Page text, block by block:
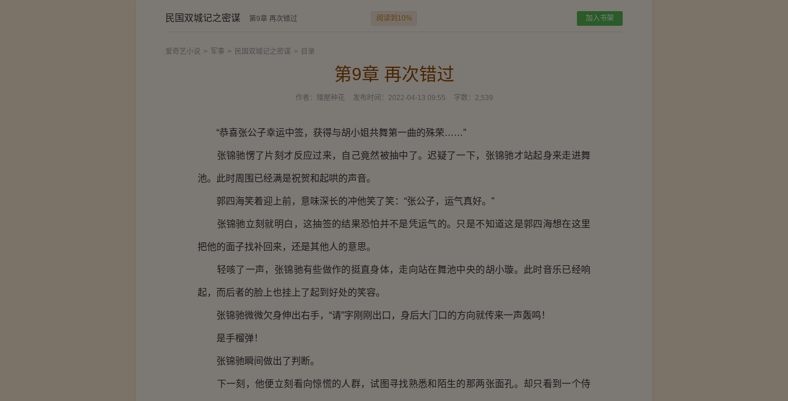
民国双城记之密谋 第9章 再次错过 阅读到10% 加入书架
爱奇艺小说 > 军事 > 民国双城记之密谋 > 目录
第9章 再次错过
作者： 矮屋种花 发布时间： 2022-04-13 09:55 字数： 2,539
“恭喜张公子幸运中签，获得与胡小姐共舞第一曲的殊荣……”
张锦驰愣了片刻才反应过来，自己竟然被抽中了。迟疑了一下，张锦驰才站起身来走进舞
池。此时周围已经满是祝贺和起哄的声音。
郭四海笑着迎上前，意味深长的冲他笑了笑：“张公子，运气真好。”
张锦驰立刻就明白，这抽签的结果恐怕并不是凭运气的。只是不知道这是郭四海想在这里
把他的面子找补回来，还是其他人的意思。
轻咳了一声，张锦驰有些做作的挺直身体，走向站在舞池中央的胡小璇。此时音乐已经响
起，而后者的脸上也挂上了起到好处的笑容。
张锦驰微微欠身伸出右手，“请”字刚刚出口，身后大门口的方向就传来一声轰鸣！
是手榴弹！
张锦驰瞬间做出了判断。
下一刻，他便立刻看向惊慌的人群，试图寻找熟悉和陌生的那两张面孔。却只看到一个侍